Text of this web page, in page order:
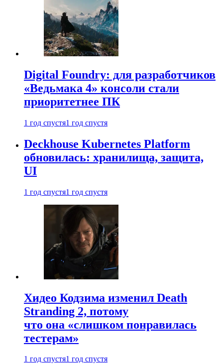
Digital Foundry: для разработчиков
«Ведьмака 4» консоли стали
приоритетнее ПК
1 год спустя1 год спустя
Deckhouse Kubernetes Platform
обновилась: хранилища, защита,
UI
1 год спустя1 год спустя
Хидео Кодзима изменил Death
Stranding 2, потому
что она «слишком понравилась
тестерам»
1 год спустя1 год спустя